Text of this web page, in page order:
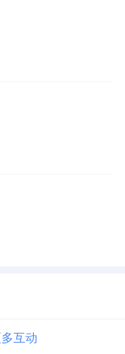
互动